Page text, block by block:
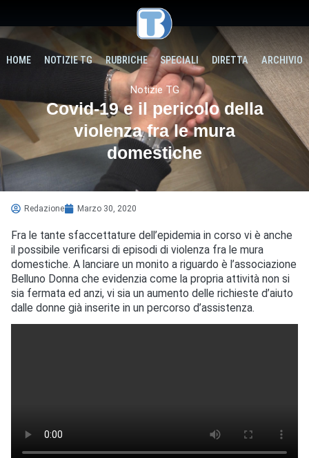
HOME NOTIZIE TG RUBRICHE SPECIALI DIRETTA ARCHIVIO
Notizie TG
Covid-19 e il pericolo della
violenza fra le mura
domestiche
Redazione Marzo 30, 2020
Fra le tante sfaccettature dell’epidemia in corso vi è anche
il possibile verificarsi di episodi di violenza fra le mura
domestiche. A lanciare un monito a riguardo è l’associazione
Belluno Donna che evidenzia come la propria attività non si
sia fermata ed anzi, vi sia un aumento delle richieste d’aiuto
dalle donne già inserite in un percorso d’assistenza.